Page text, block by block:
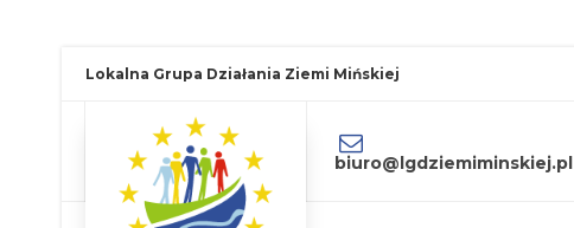
Lokalna Grupa Działania Ziemi Mińskiej
biuro@lgdziemiminskiej.pl